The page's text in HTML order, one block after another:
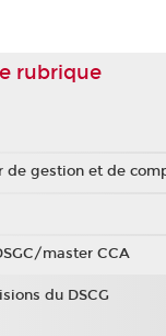
rubrique
de gestion et de
master CCA
du DSCG